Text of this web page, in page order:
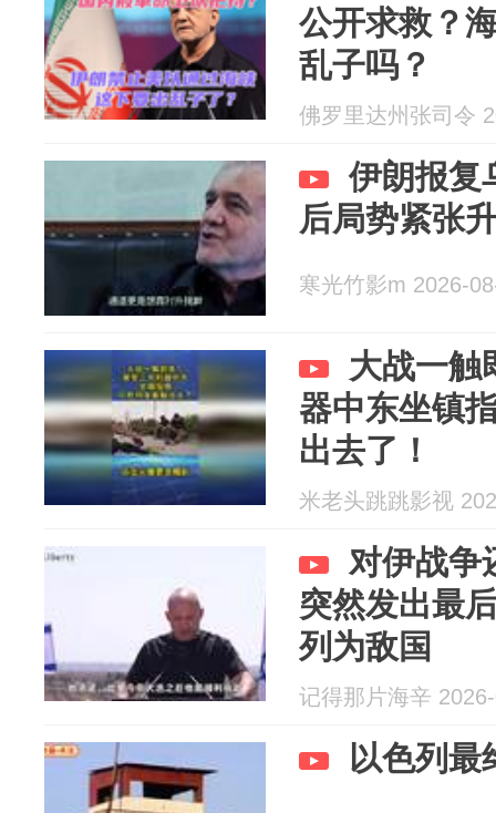
公开求救？
乱子吗？
佛罗里达州张司令
伊朗报复
后局势紧张
寒光竹影m 2026-
大战一触
器中东坐镇
出去了！
米老头跳跳影视
对伊战争
突然发出最
列为敌国
记得那片海辛
以色列最